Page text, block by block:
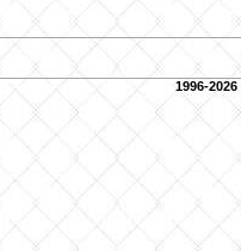
1996-2026